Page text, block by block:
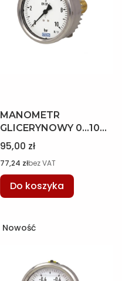
MANOMETR
GLICERYNOWY 0...10
BAR 63MM WYJŚCIE
TYLNE, M12 x 1,5 B
WIKA 12075753
Cena
95,00 zł
Cena
77,24 złbez VAT
Do koszyka
Nowość